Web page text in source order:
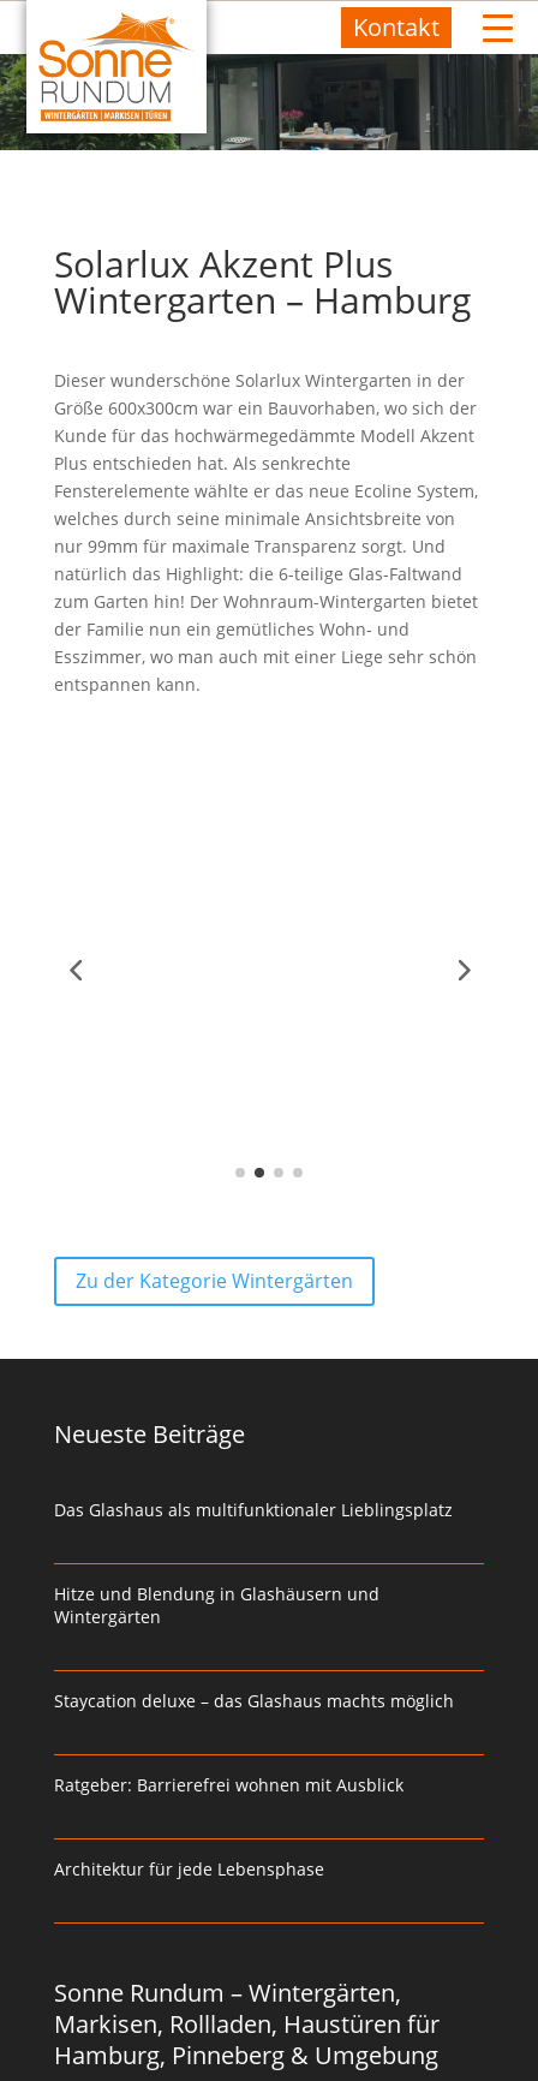
Kontakt
Solarlux Akzent Plus
Wintergarten – Hamburg
Dieser wunderschöne Solarlux Wintergarten in der
Größe 600x300cm war ein Bauvorhaben, wo sich der
Kunde für das hochwärmegedämmte Modell Akzent
Plus entschieden hat. Als senkrechte
Fensterelemente wählte er das neue Ecoline System,
welches durch seine minimale Ansichtsbreite von
nur 99mm für maximale Transparenz sorgt. Und
natürlich das Highlight: die 6-teilige Glas-Faltwand
zum Garten hin! Der Wohnraum-Wintergarten bietet
der Familie nun ein gemütliches Wohn- und
Esszimmer, wo man auch mit einer Liege sehr schön
entspannen kann.
Zu der Kategorie Wintergärten
Neueste Beiträge
Das Glashaus als multifunktionaler Lieblingsplatz
Hitze und Blendung in Glashäusern und
Wintergärten
Staycation deluxe – das Glashaus machts möglich
Ratgeber: Barrierefrei wohnen mit Ausblick
Architektur für jede Lebensphase
Sonne Rundum – Wintergärten,
Markisen, Rollladen, Haustüren für
Hamburg, Pinneberg & Umgebung